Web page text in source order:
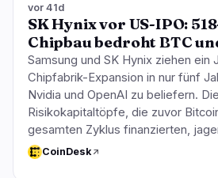
vor 41d
SK Hynix vor US-IPO:
Chipbau bedroht BTC
Samsung und SK Hynix ziehen ein
Chipfabrik-Expansion in nur fünf
Nvidia und OpenAI zu beliefern.
Risikokapitaltöpfe, die zuvor
gesamten Zyklus finanzierten,
CoinDesk